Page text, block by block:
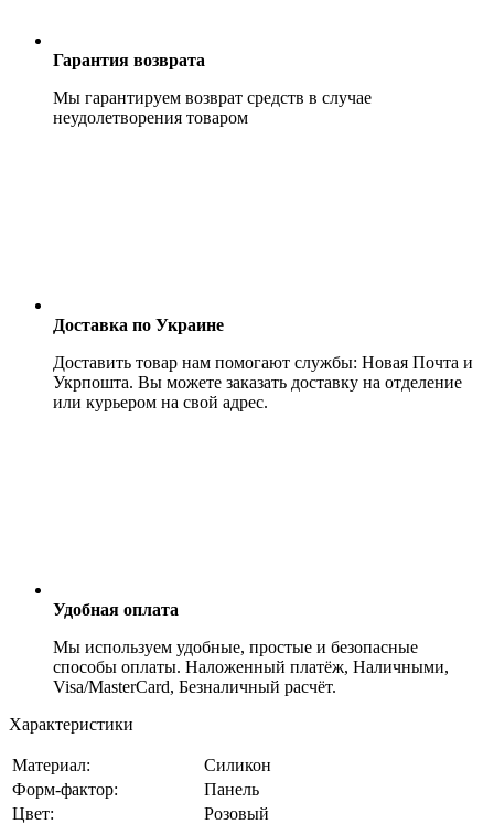
Гарантия возврата
Мы гарантируем возврат средств в случае
неудолетворения товаром
Доставка по Украине
Доставить товар нам помогают службы: Новая Почта и
Укрпошта. Вы можете заказать доставку на отделение
или курьером на свой адрес.
Удобная оплата
Мы используем удобные, простые и безопасные
способы оплаты. Наложенный платёж, Наличными,
Visa/MasterCard, Безналичный расчёт.
Характеристики
Материал:
Силикон
Форм-фактор:
Панель
Цвет:
Розовый